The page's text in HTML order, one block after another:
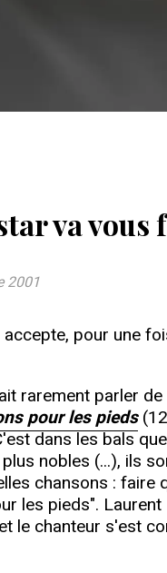
va vous
2001
pour une
rarement parler
pour les pieds
dans les bals
nobles (...), ils
chansons :
les pieds".
le chanteur s'est